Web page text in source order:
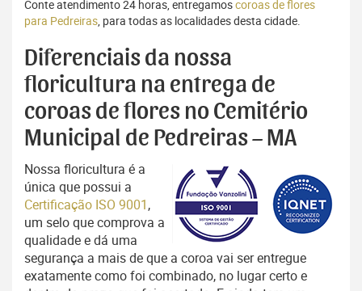
Conte atendimento 24 horas, entregamoscoroas de flores
para Pedreiras, para todas as localidades desta cidade.
Diferenciais da nossa
floricultura na entrega de
coroas de flores no Cemitério
Municipal de Pedreiras – MA
Nossa floricultura é a
única que possui a
Certificação ISO 9001,
um selo que comprova a
qualidade e dá uma
segurança a mais de que a coroa vai ser entregue
exatamente como foi combinado, no lugar certo e